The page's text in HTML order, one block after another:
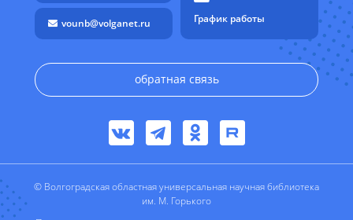
vounb@volganet.ru График работы
обратная связь
© Волгоградская областная универсальная научная библиотека
им. М. Горького